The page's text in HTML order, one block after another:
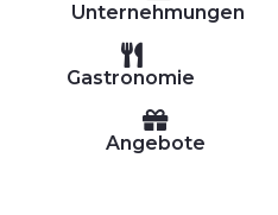
Unternehmungen
Gastronomie
Angebote